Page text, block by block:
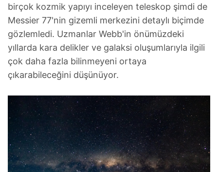
6698 sayılı Kişisel Verilerin Korunması Kanunu uyarınca
hazırlanmış Aydınlatma Metnimizi okumak ve sitemizde
ilgili mevzuata uygun olarak kullanılan çerezlerle ilgili bilgi
almak için lütfentıklayınız.
birçok kozmik yapıyı inceleyen teleskop şimdi de
Messier 77'nin gizemli merkezini detaylı biçimde
gözlemledi. Uzmanlar Webb'in önümüzdeki
yıllarda kara delikler ve galaksi oluşumlarıyla ilgili
çok daha fazla bilinmeyeni ortaya
çıkarabileceğini düşünüyor.